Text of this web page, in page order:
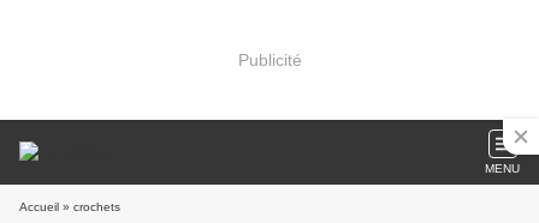
Publicité
MENU
Accueil » crochets